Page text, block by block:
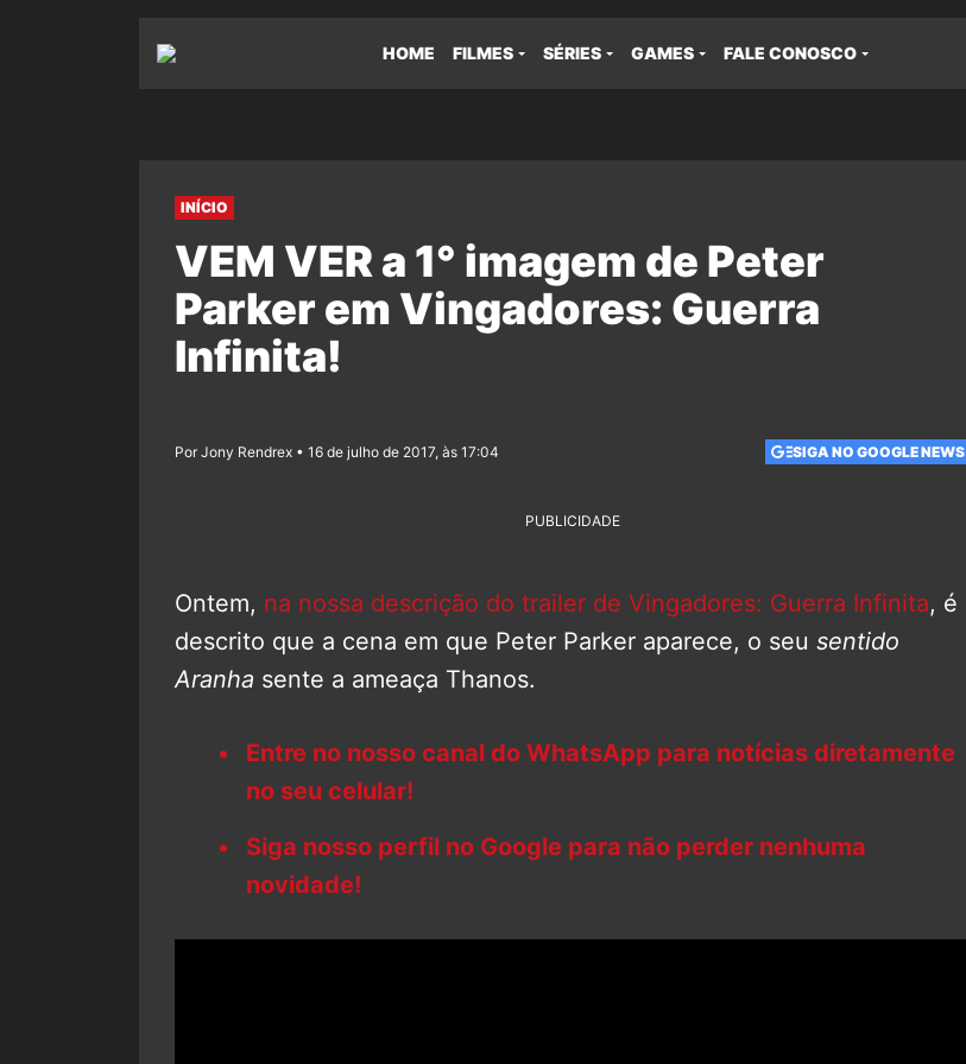
HOME FILMES SÉRIES GAMES FALE CONOSCO
INÍCIO
VEM VER a 1° imagem de Peter
Parker em Vingadores: Guerra
Infinita!
Por Jony Rendrex • 16 de julho de 2017, às 17:04 SIGA NO GOOGLE NEWS
PUBLICIDADE
Ontem, na nossa descrição do trailer de Vingadores: Guerra Infinita, é
descrito que a cena em que Peter Parker aparece, o seu sentido
Aranha sente a ameaça Thanos.
Entre no nosso canal do WhatsApp para notícias diretamente
no seu celular!
Siga nosso perfil no Google para não perder nenhuma
novidade!